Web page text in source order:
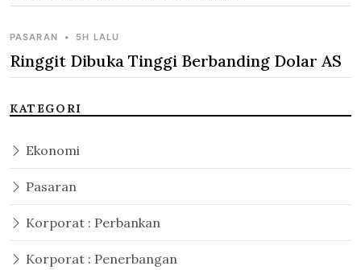
PASARAN • 5H LALU
Ringgit Dibuka Tinggi Berbanding Dolar AS
KATEGORI
Ekonomi
Pasaran
Korporat : Perbankan
Korporat : Penerbangan